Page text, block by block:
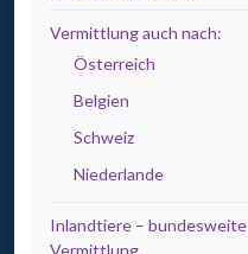
Vermittlung auch nach:
Österreich
Belgien
Schweiz
Niederlande
Inlandtiere – bundesweite
Vermittlung